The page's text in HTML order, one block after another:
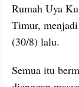
Rumah Uya
Timur, menjadi
(30/8) lalu.
Semua itu